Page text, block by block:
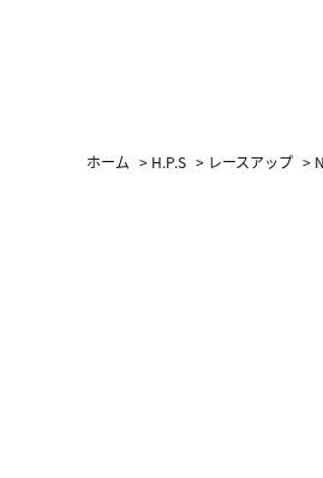
ホーム > H.P.S > レースアップ >